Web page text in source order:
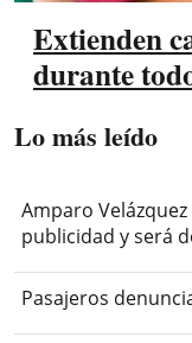
Extienden
durante
Lo más leído
Amparo
publicidad y será
Pasajeros